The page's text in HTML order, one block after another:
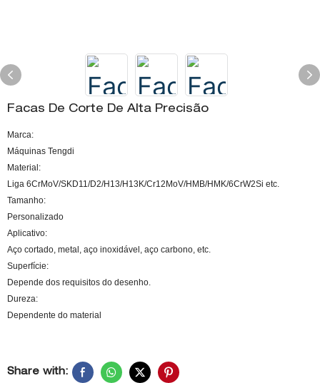
Facas De Corte De Alta Precisão
Marca:
Máquinas Tengdi
Material:
Liga 6CrMoV/SKD11/D2/H13/H13K/Cr12MoV/HMB/HMK/6CrW2Si etc.
Tamanho:
Personalizado
Aplicativo:
Aço cortado, metal, aço inoxidável, aço carbono, etc.
Superfície:
Depende dos requisitos do desenho.
Dureza:
Dependente do material
Share with: